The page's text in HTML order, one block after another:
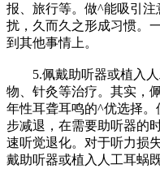
报、旅行等。做^能吸引
扰，久而久之形成习惯。
到其他事情上。
5.佩戴助听器或植入人
物、针灸等治疗。其实，
年性耳聋耳鸣的^优选择
步减退，在需要助听器的
速听觉退化。对于听力损
戴助听器或植入人工耳蜗